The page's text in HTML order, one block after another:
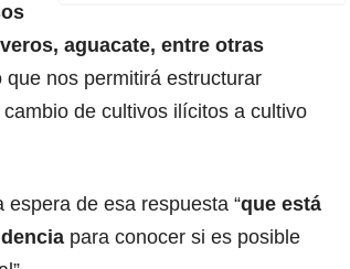
aguacate, entre otras
nos permitirá estructurar
de cultivos ilícitos a cultivo
de esa respuesta “que está
para conocer si es posible